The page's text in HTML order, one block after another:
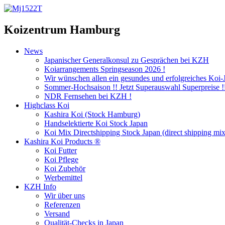
Koizentrum Hamburg
News
Japanischer Generalkonsul zu Gesprächen bei KZH
Koiarrangements Springseason 2026 !
Wir wünschen allen ein gesundes und erfolgreiches Koi-
Sommer-Hochsaison !! Jetzt Superauswahl Superpreise
NDR Fernsehen bei KZH !
Highclass Koi
Kashira Koi (Stock Hamburg)
Handselektierte Koi Stock Japan
Koi Mix Directshipping Stock Japan (direct shipping
Kashira Koi Products ®
Koi Futter
Koi Pflege
Koi Zubehör
Werbemittel
KZH Info
Wir über uns
Referenzen
Versand
Qualität-Checks in Japan